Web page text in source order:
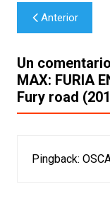
Navegación
de
entradas
Anterior
Un
MAX: FURIA
Fury road
Pingback: